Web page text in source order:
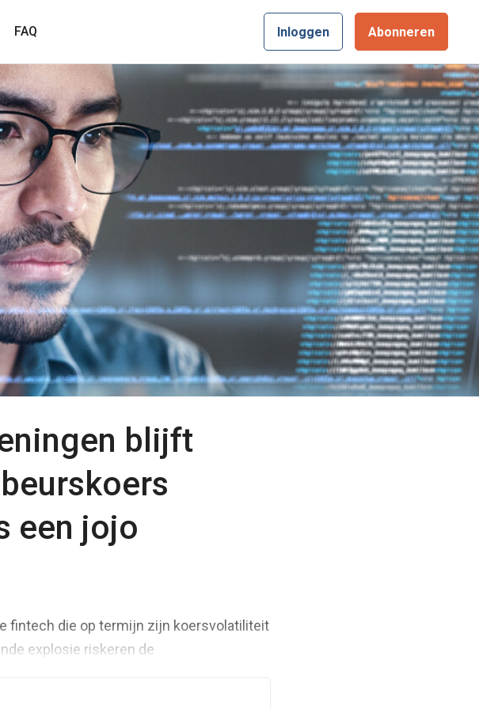
FAQ Inloggen Abonneren
blijft
een jojo
fintech die op termijn zijn koersvolatiliteit
explosie riskeren de